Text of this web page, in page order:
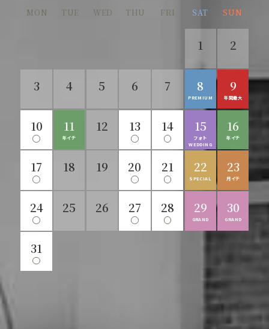
MON TUE WED THU FRI SAT SUN
1 2
3 4 5 6 7 8
PREMIUM
9
年間最大
10 11
年イチ
12 13 14 15
フォト
WEDDING
16
年イチ
17 18 19 20 21 22
SPECIAL
23
月イチ
24 25 26 27 28 29
GRAND
30
GRAND
31
MON TUE WED THU FRI SAT SUN
5 6
7 8 9 10 11 12
PREMIUM
13
年間最大
14 15 16 17 18 19
SILVER
WEEK
20
SILVER
21
SILVER
WEEK
22 23 24 25 26
SPECIAL
27
月イチ
28 29 30
MON TUE WED THU FRI SAT SUN
3 4
5 6 7 8 9 10
3連休
11
3連休
12
3連休
13 14 15 16 17
SPECIAL
18
GRAND
19 20 21 22 23 24
PREMIUM
25
月イチ
26 27 28 29 30 31
GRAND